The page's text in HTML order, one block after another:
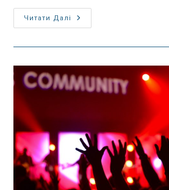
Читати Далі